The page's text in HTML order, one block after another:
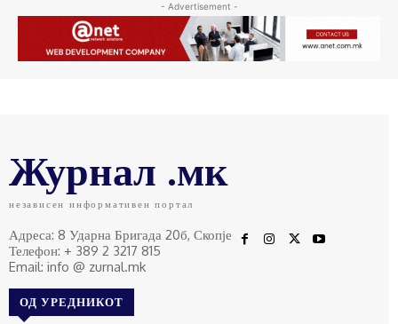
- Advertisement -
Журнал .мк
независен информативен портал
Адреса: 8 Ударна Бригада 20б, Скопје
Телефон: + 389 2 3217 815
Email: info @ zurnal.mk
ОД УРЕДНИКОТ